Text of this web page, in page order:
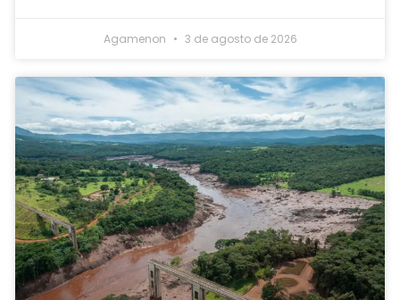
Agamenon 3 de agosto de 2026